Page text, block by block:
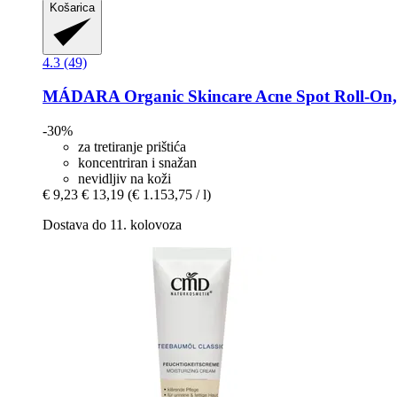
Košarica
4.3 (49)
MÁDARA Organic SkincareAcne Spot Roll-​
-30%
za tretiranje prištića
koncentriran i snažan
nevidljiv na koži
€ 9,23 € 13,19 (€ 1.153,75 / l)
Dostava do 11. kolovoza